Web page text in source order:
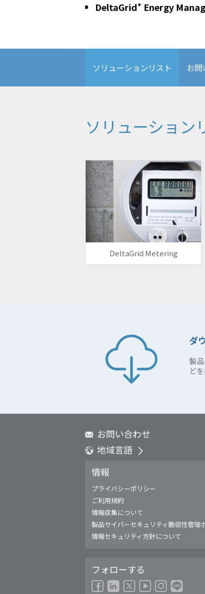
DeltaGrid® Energy
ソリューションリスト お問
ソリューション
DeltaGrid Metering
ダ
製
ど
お問い合わせ
地域言語
Global - 繁體中文
Americas - English
Australia - English
China - 简体中文
EMEA - English
EMEA - Deutsch
India - English
Japan - 日本語
情報
プライバシーポリシー
ご利用規約
情報収集について
製品サイバーセキュリティ脆弱性管理
情報セキュリティ方針について
フォローする